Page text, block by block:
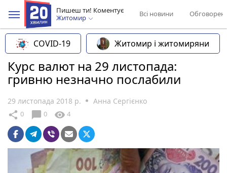
Пишеш ти! Коментує
Житомир
Всі новини
COVID-19 Житомир і житомиряни
Курс валют на 29 листопада:
гривню незначно послабили
29 листопада 2018 р. Анна Сергієнко
share 0 chat_bubble 0 visibility 4